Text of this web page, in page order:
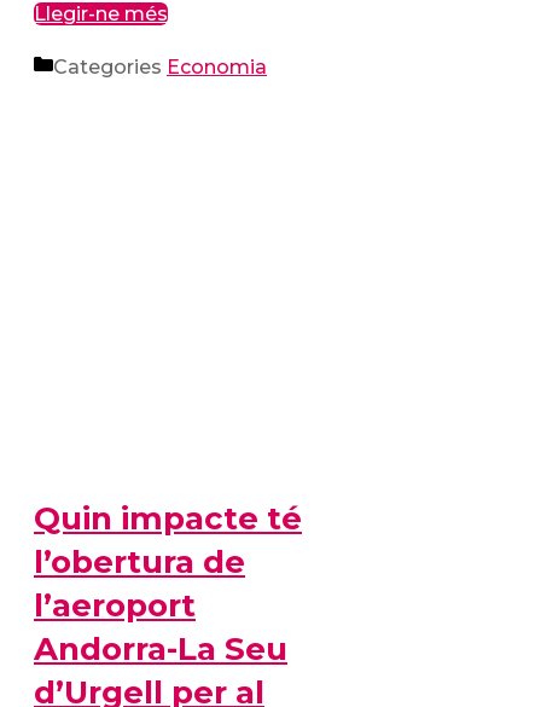
Llegir-ne més
Categories Economia
Quin impacte té
l’obertura de
l’aeroport
Andorra-La Seu
d’Urgell per al